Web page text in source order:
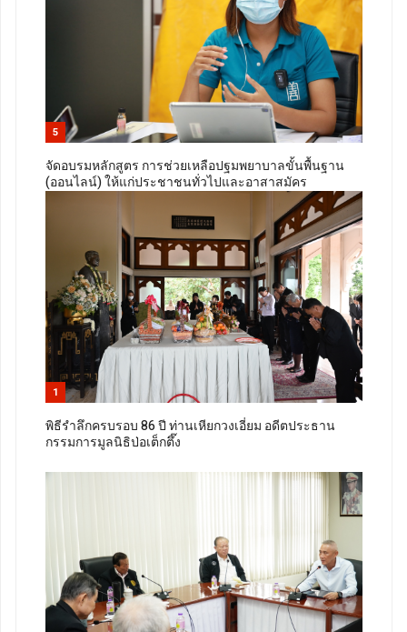
5
จัดอบรมหลักสูตร การช่วยเหลือปฐมพยาบาลขั้นพื้นฐาน
(ออนไลน์) ให้แก่ประชาชนทั่วไปและอาสาสมัคร
1
พิธีรำลึกครบรอบ 86 ปี ท่านเหียกวงเอี่ยม อดีตประธาน
กรรมการมูลนิธิป่อเต็กตึ๊ง